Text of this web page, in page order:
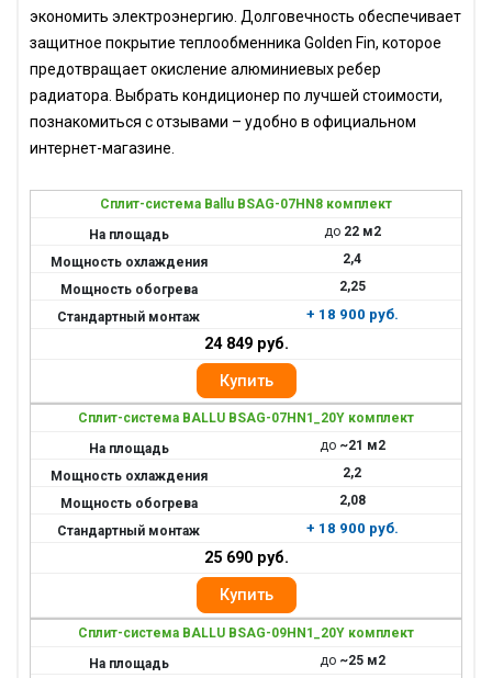
экономить электроэнергию. Долговечность обеспечивает
защитное покрытие теплообменника Golden Fin, которое
предотвращает окисление алюминиевых ребер
радиатора. Выбрать кондиционер по лучшей стоимости,
познакомиться с отзывами – удобно в официальном
интернет-магазине.
Сплит-система Ballu BSAG-07HN8 комплект
до 22 м2
2,4
2,25
+ 18 900 руб.
24 849 руб.
Сплит-система BALLU BSAG-07HN1_20Y комплект
до ~21 м2
2,2
2,08
+ 18 900 руб.
25 690 руб.
Сплит-система BALLU BSAG-09HN1_20Y комплект
до ~25 м2